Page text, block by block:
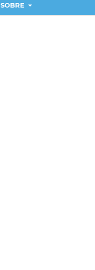
SOBRE